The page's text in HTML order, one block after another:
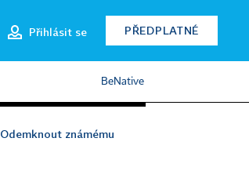
Přihlásit se PŘEDPLATNÉ
BeNative
Odemknout známému